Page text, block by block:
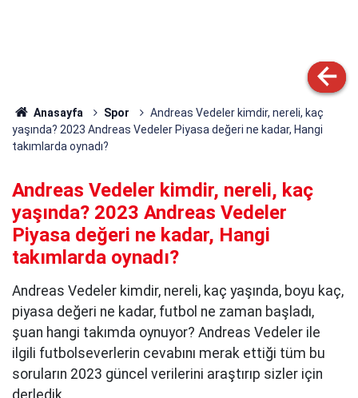
Anasayfa Spor
Andreas Vedeler kimdir, nereli, kaç
yaşında? 2023 Andreas Vedeler Piyasa değeri ne kadar, Hangi
takımlarda oynadı?
Andreas Vedeler kimdir, nereli, kaç
yaşında? 2023 Andreas Vedeler
Piyasa değeri ne kadar, Hangi
takımlarda oynadı?
Andreas Vedeler kimdir, nereli, kaç yaşında, boyu kaç,
piyasa değeri ne kadar, futbol ne zaman başladı,
şuan hangi takımda oynuyor? Andreas Vedeler ile
ilgili futbolseverlerin cevabını merak ettiği tüm bu
soruların 2023 güncel verilerini araştırıp sizler için
derledik.